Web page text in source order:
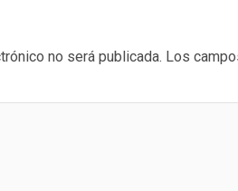
no será publicada. Los